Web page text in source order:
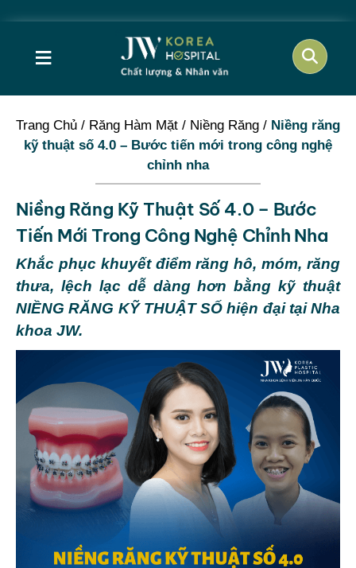
≡
Trang Chủ / Răng Hàm Mặt / Niềng Răng / Niềng răng
kỹ thuật số 4.0 – Bước tiến mới trong công nghệ
chỉnh nha
Niềng Răng Kỹ Thuật Số 4.0 – Bước
Tiến Mới Trong Công Nghệ Chỉnh Nha
Khắc phục khuyết điểm răng hô, móm, răng
thưa, lệch lạc dễ dàng hơn bằng kỹ thuật
NIỀNG RĂNG KỸ THUẬT SỐ hiện đại tại Nha
khoa JW.